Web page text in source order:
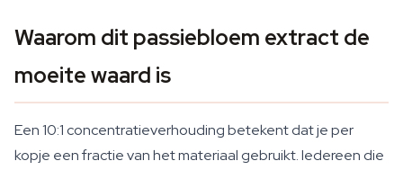
Waarom dit passiebloem extract de
moeite waard is
Een 10:1 concentratieverhouding betekent dat je per
kopje een fractie van het materiaal gebruikt. Iedereen die